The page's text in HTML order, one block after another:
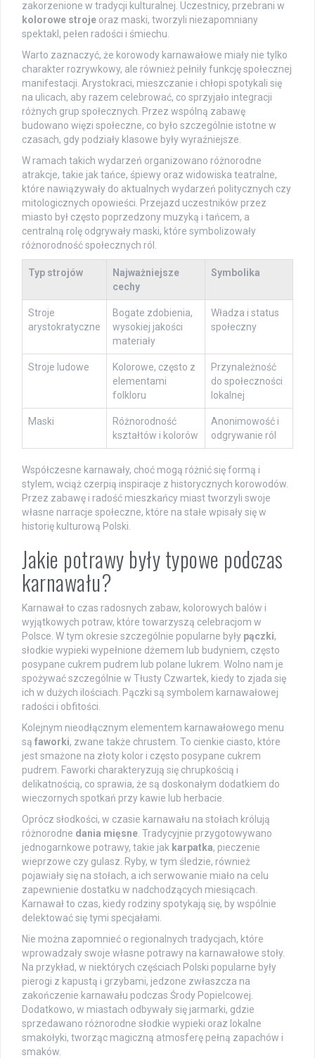
zakorzenione w tradycji kulturalnej. Uczestnicy, przebrani w
kolorowe stroje oraz maski, tworzyli niezapomniany
spektakl, pełen radości i śmiechu.
Warto zaznaczyć, że korowody karnawałowe miały nie tylko
charakter rozrywkowy, ale również pełniły funkcję społecznej
manifestacji. Arystokraci, mieszczanie i chłopi spotykali się
na ulicach, aby razem celebrować, co sprzyjało integracji
różnych grup społecznych. Przez wspólną zabawę
budowano więzi społeczne, co było szczególnie istotne w
czasach, gdy podziały klasowe były wyraźniejsze.
W ramach takich wydarzeń organizowano różnorodne
atrakcje, takie jak tańce, śpiewy oraz widowiska teatralne,
które nawiązywały do aktualnych wydarzeń politycznych czy
mitologicznych opowieści. Przejazd uczestników przez
miasto był często poprzedzony muzyką i tańcem, a
centralną rolę odgrywały maski, które symbolizowały
różnorodność społecznych ról.
Typ strojów
Najważniejsze
cechy
Symbolika
Stroje
arystokratyczne
Bogate zdobienia,
wysokiej jakości
materiały
Władza i status
społeczny
Stroje ludowe
Kolorowe, często z
elementami
folkloru
Przynależność
do społeczności
lokalnej
Maski
Różnorodność
kształtów i kolorów
Anonimowość i
odgrywanie ról
Współczesne karnawały, choć mogą różnić się formą i
stylem, wciąż czerpią inspiracje z historycznych korowodów.
Przez zabawę i radość mieszkańcy miast tworzyli swoje
własne narracje społeczne, które na stałe wpisały się w
historię kulturową Polski.
Jakie potrawy były typowe podczas
karnawału?
Karnawał to czas radosnych zabaw, kolorowych balów i
wyjątkowych potraw, które towarzyszą celebracjom w
Polsce. W tym okresie szczególnie popularne były pączki,
słodkie wypieki wypełnione dżemem lub budyniem, często
posypane cukrem pudrem lub polane lukrem. Wolno nam je
spożywać szczególnie w Tłusty Czwartek, kiedy to zjada się
ich w dużych ilościach. Pączki są symbolem karnawałowej
radości i obfitości.
Kolejnym nieodłącznym elementem karnawałowego menu
są faworki, zwane także chrustem. To cienkie ciasto, które
jest smażone na złoty kolor i często posypane cukrem
pudrem. Faworki charakteryzują się chrupkością i
delikatnością, co sprawia, że są doskonałym dodatkiem do
wieczornych spotkań przy kawie lub herbacie.
Oprócz słodkości, w czasie karnawału na stołach królują
różnorodne dania mięsne . Tradycyjnie przygotowywano
jednogarnkowe potrawy, takie jak karpatka, pieczenie
wieprzowe czy gulasz. Ryby, w tym śledzie, również
pojawiały się na stołach, a ich serwowanie miało na celu
zapewnienie dostatku w nadchodzących miesiącach.
Karnawał to czas, kiedy rodziny spotykają się, by wspólnie
delektować się tymi specjałami.
Nie można zapomnieć o regionalnych tradycjach, które
wprowadzały swoje własne potrawy na karnawałowe stoły.
Na przykład, w niektórych częściach Polski popularne były
pierogi z kapustą i grzybami, jedzone zwłaszcza na
zakończenie karnawału podczas Środy Popielcowej.
Dodatkowo, w miastach odbywały się jarmarki, gdzie
sprzedawano różnorodne słodkie wypieki oraz lokalne
smakołyki, tworząc magiczną atmosferę pełną zapachów i
smaków.